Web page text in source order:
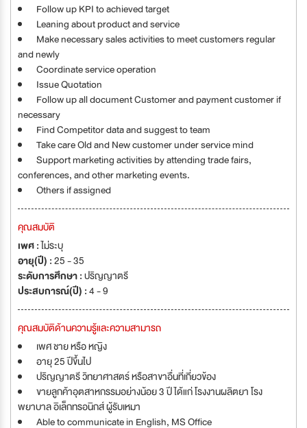
Follow up KPI to achieved target
Leaning about product and service
Make necessary sales activities to meet customers regular
and newly
Coordinate service operation
Issue Quotation
Follow up all document Customer and payment customer if
necessary
Find Competitor data and suggest to team
Take care Old and New customer under service mind
Support marketing activities by attending trade fairs,
conferences, and other marketing events.
Others if assigned
คุณสมบัติ
เพศ :ไม่ระบุ
อายุ(ปี) :25 - 35
ระดับการศึกษา :ปริญญาตรี
ประสบการณ์(ปี) :4 - 9
คุณสมบัติด้านความรู้และความสามารถ
เพศ ชาย หรือ หญิง
อายุ 25 ปีขึ้นไป
ปริญญาตรี วิทยาศาสตร์ หรือสาขาอื่นที่เกี่ยวข้อง
ขายลูกค้าอุตสาหกรรมอย่างน้อย 3 ปี ได้แก่ โรงงานผลิตยา โรง
พยาบาล อิเล็กทรอนิกส์ ผู้รับเหมา
Able to communicate in English, MS Office